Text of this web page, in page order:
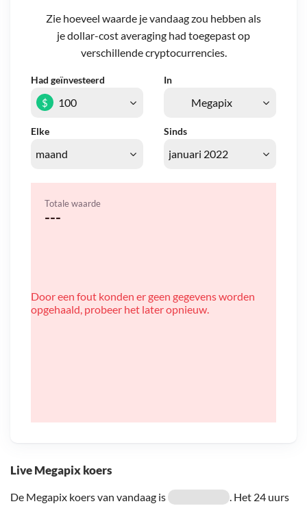
Live Megapix koers
De Megapix koers van vandaag is
. Het 24 uurs
Zie hoeveel waarde je vandaag zou hebben als
je dollar-cost averaging had toegepast op
verschillende cryptocurrencies.
Had geïnvesteerd In
Elke Sinds
$
Totale waarde
---
Door een fout konden er geen gegevens worden
opgehaald, probeer het later opnieuw.